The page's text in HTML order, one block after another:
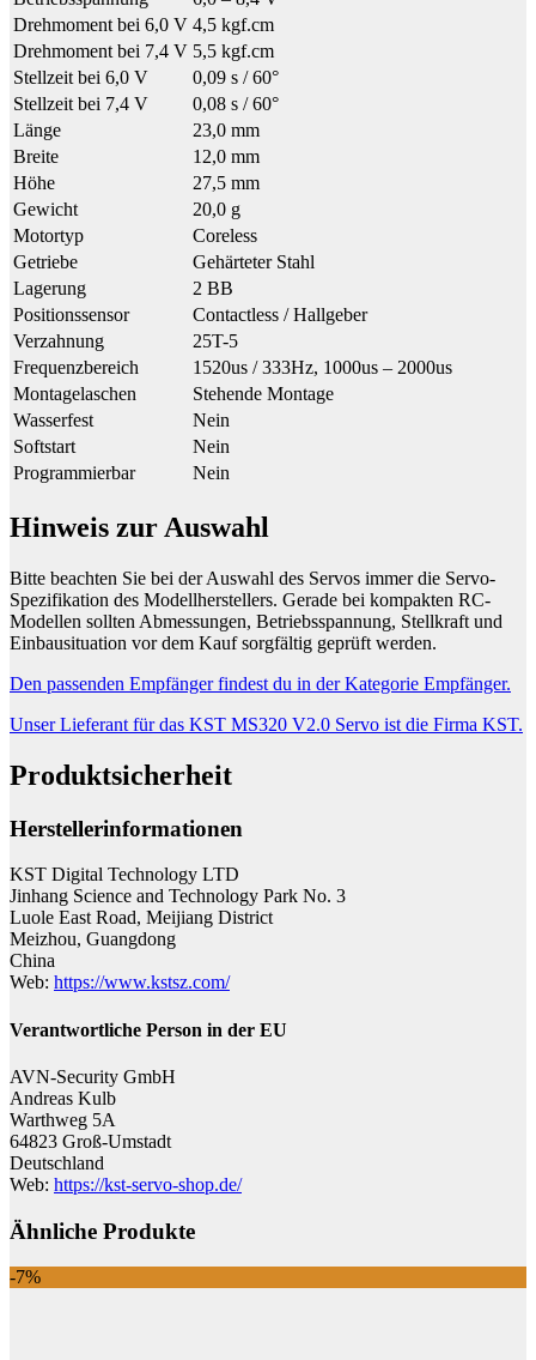
Drehmoment bei 6,0 V 4,5 kgf.cm
Drehmoment bei 7,4 V 5,5 kgf.cm
Stellzeit bei 6,0 V
0,09 s / 60°
Stellzeit bei 7,4 V
0,08 s / 60°
Länge
23,0 mm
Breite
12,0 mm
Höhe
27,5 mm
Gewicht
20,0 g
Motortyp
Coreless
Getriebe
Gehärteter Stahl
Lagerung
2 BB
Positionssensor
Contactless / Hallgeber
Verzahnung
25T-5
Frequenzbereich
1520us / 333Hz, 1000us – 2000us
Montagelaschen
Stehende Montage
Wasserfest
Nein
Softstart
Nein
Programmierbar
Nein
Hinweis zur Auswahl
Bitte beachten Sie bei der Auswahl des Servos immer die Servo-
Spezifikation des Modellherstellers. Gerade bei kompakten RC-
Modellen sollten Abmessungen, Betriebsspannung, Stellkraft und
Einbausituation vor dem Kauf sorgfältig geprüft werden.
Den passenden Empfänger findest du in der Kategorie Empfänger.
Unser Lieferant für das KST MS320 V2.0 Servo ist die Firma KST.
Produktsicherheit
Herstellerinformationen
KST Digital Technology LTD
Jinhang Science and Technology Park No. 3
Luole East Road, Meijiang District
Meizhou, Guangdong
China
Web: https://www.kstsz.com/
Verantwortliche Person in der EU
AVN-Security GmbH
Andreas Kulb
Warthweg 5A
64823 Groß-Umstadt
Deutschland
Web: https://kst-servo-shop.de/
Ähnliche Produkte
-7%